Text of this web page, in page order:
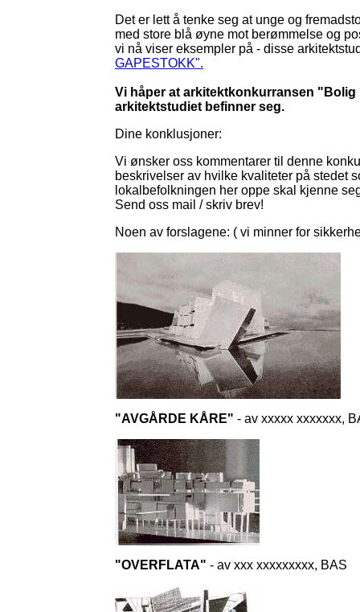
Det er lett å tenke seg at unge og
med store blå øyne mot berømmelse og
vi nå viser eksempler på - disse
GAPESTOKK".
Vi håper at arkitektkonkurransen
arkitektstudiet befinner seg.
Dine konklusjoner:
Vi ønsker oss kommentarer til denne
beskrivelser av hvilke kvaliteter på stedet
lokalbefolkningen her oppe skal kjenne
Send oss mail / skriv brev!
Noen av forslagene: ( vi minner for
"AVGÅRDE KÅRE" - av xxxxx xxxxxxx,
"OVERFLATA" - av xxx xxxxxxxxx, BAS